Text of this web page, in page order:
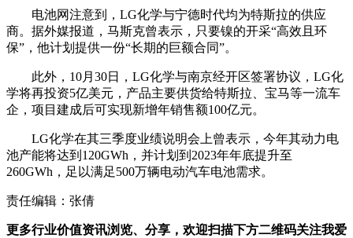
电池网注意到，LG化学与宁德时代均为特斯拉的供应
商。据外媒报道，马斯克曾表示，只要镍的开采“高效且环
保”，他计划提供一份“长期的巨额合同”。
此外，10月30日，LG化学与南京经开区签署协议，LG化
学将再投资5亿美元，产品主要供货给特斯拉、宝马等一流车
企，项目建成后可实现新增年销售额100亿元。
LG化学在其三季度业绩说明会上曾表示，今年其动力电
池产能将达到120GWh，并计划到2023年年底提升至
260GWh，足以满足500万辆电动汽车电池需求。
责任编辑：张倩
更多行业价值资讯浏览、分享，欢迎扫描下方二维码关注我爱